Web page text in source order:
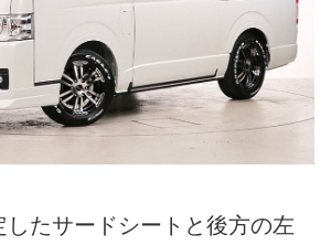
たサードシートと後方の左